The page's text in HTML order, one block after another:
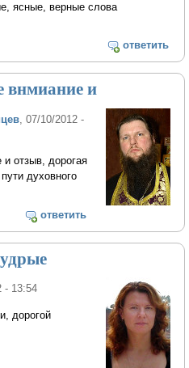
ясные, верные слова
ответить
внмиание и
, 07/10/2012 -
отзыв, дорогая
духовного
ответить
- 13:54
дорогой